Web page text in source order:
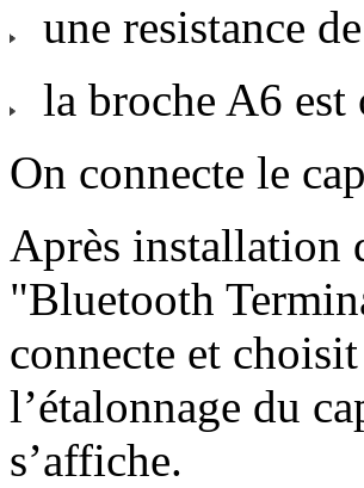
une resistance
la broche A6 est
On connecte le
Après installation
"Bluetooth
connecte et
l’étalonnage du
s’affiche.